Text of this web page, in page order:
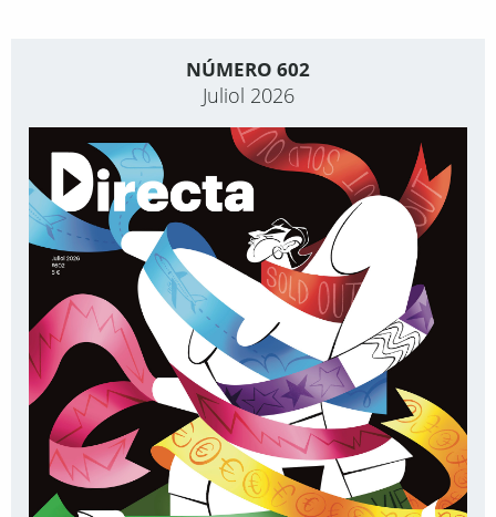
NÚMERO 602
Juliol 2026